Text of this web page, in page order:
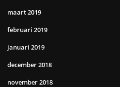
maart 2019
februari 2019
januari 2019
december 2018
november 2018